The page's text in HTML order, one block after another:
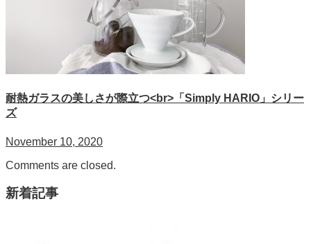
耐熱ガラスの美しさが際立つ<br>「Simply HARIO」シリー
ズ
November 10, 2020
Comments are closed.
新着記事